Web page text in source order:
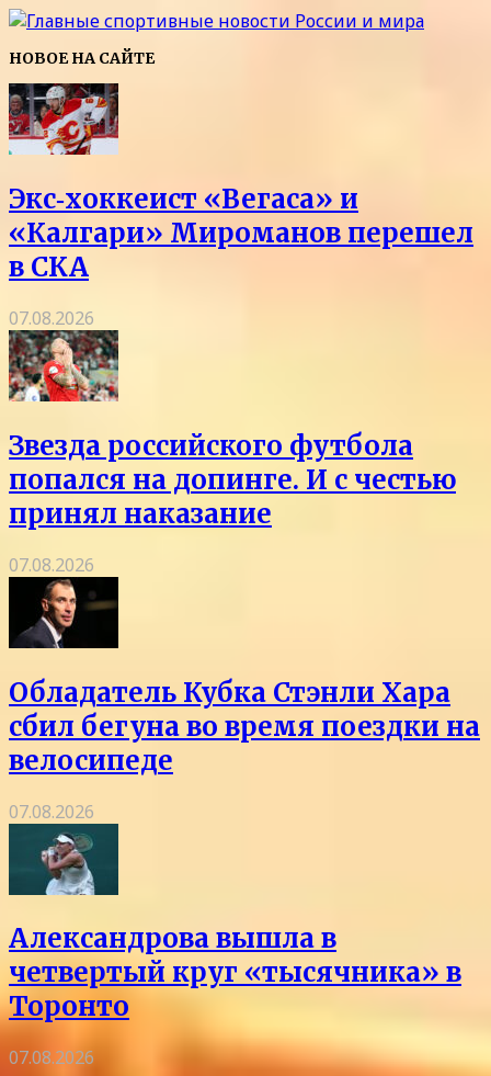
НОВОЕ НА САЙТЕ
Экс‑хоккеист «Вегаса» и
«Калгари» Мироманов перешел
в СКА
07.08.2026
Звезда российского футбола
попался на допинге. И с честью
принял наказание
07.08.2026
Обладатель Кубка Стэнли Хара
сбил бегуна во время поездки на
велосипеде
07.08.2026
Александрова вышла в
четвертый круг «тысячника» в
Торонто
07.08.2026